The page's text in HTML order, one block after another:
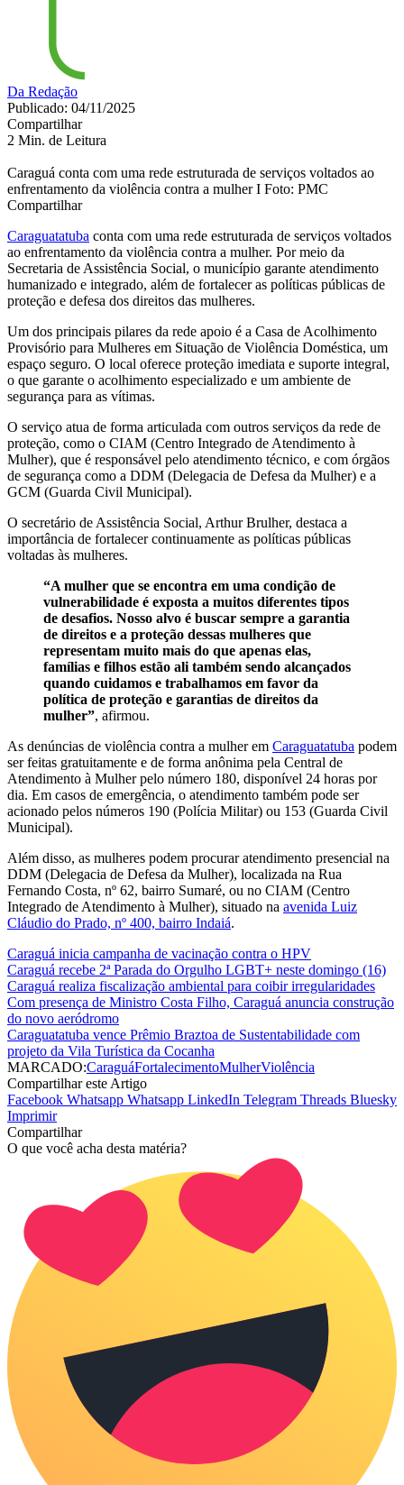
Da Redação
Publicado: 04/11/2025
Compartilhar
2 Min. de Leitura
Caraguá conta com uma rede estruturada de serviços voltados ao
enfrentamento da violência contra a mulher I Foto: PMC
Compartilhar
Caraguatatuba conta com uma rede estruturada de serviços voltados
ao enfrentamento da violência contra a mulher. Por meio da
Secretaria de Assistência Social, o município garante atendimento
humanizado e integrado, além de fortalecer as políticas públicas de
proteção e defesa dos direitos das mulheres.
Um dos principais pilares da rede apoio é a Casa de Acolhimento
Provisório para Mulheres em Situação de Violência Doméstica, um
espaço seguro. O local oferece proteção imediata e suporte integral,
o que garante o acolhimento especializado e um ambiente de
segurança para as vítimas.
O serviço atua de forma articulada com outros serviços da rede de
proteção, como o CIAM (Centro Integrado de Atendimento à
Mulher), que é responsável pelo atendimento técnico, e com órgãos
de segurança como a DDM (Delegacia de Defesa da Mulher) e a
GCM (Guarda Civil Municipal).
O secretário de Assistência Social, Arthur Brulher, destaca a
importância de fortalecer continuamente as políticas públicas
voltadas às mulheres.
“A mulher que se encontra em uma condição de
vulnerabilidade é exposta a muitos diferentes tipos
de desafios. Nosso alvo é buscar sempre a garantia
de direitos e a proteção dessas mulheres que
representam muito mais do que apenas elas,
famílias e filhos estão ali também sendo alcançados
quando cuidamos e trabalhamos em favor da
política de proteção e garantias de direitos da
mulher”, afirmou.
As denúncias de violência contra a mulher em Caraguatatuba podem
ser feitas gratuitamente e de forma anônima pela Central de
Atendimento à Mulher pelo número 180, disponível 24 horas por
dia. Em casos de emergência, o atendimento também pode ser
acionado pelos números 190 (Polícia Militar) ou 153 (Guarda Civil
Municipal).
Além disso, as mulheres podem procurar atendimento presencial na
DDM (Delegacia de Defesa da Mulher), localizada na Rua
Fernando Costa, nº 62, bairro Sumaré, ou no CIAM (Centro
Integrado de Atendimento à Mulher), situado na avenida Luiz
Cláudio do Prado, nº 400, bairro Indaiá.
Caraguá inicia campanha de vacinação contra o HPV
Caraguá recebe 2ª Parada do Orgulho LGBT+ neste domingo (16)
Caraguá realiza fiscalização ambiental para coibir irregularidades
Com presença de Ministro Costa Filho, Caraguá anuncia construção
do novo aeródromo
Caraguatatuba vence Prêmio Braztoa de Sustentabilidade com
projeto da Vila Turística da Cocanha
MARCADO:CaraguáFortalecimentoMulherViolência
Compartilhar este Artigo
Facebook Whatsapp Whatsapp LinkedIn Telegram Threads Bluesky
Imprimir
Compartilhar
O que você acha desta matéria?